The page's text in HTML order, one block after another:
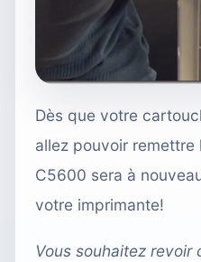
Dès que votre
allez pouvoir remettre
C5600 sera à
votre imprimante!
Vous souhaitez revoir